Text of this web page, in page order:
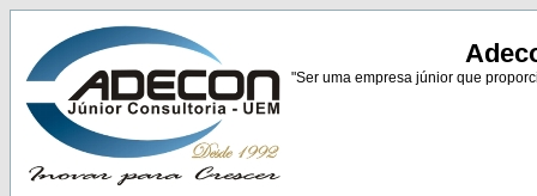
"Ser uma empresa júnior que